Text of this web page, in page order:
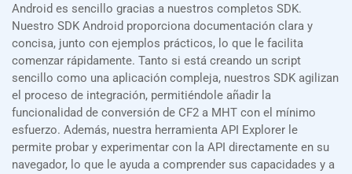
Android es sencillo gracias a nuestros completos SDK.
Nuestro SDK Android proporciona documentación clara y
concisa, junto con ejemplos prácticos, lo que le facilita
comenzar rápidamente. Tanto si está creando un script
sencillo como una aplicación compleja, nuestros SDK agilizan
el proceso de integración, permitiéndole añadir la
funcionalidad de conversión de CF2 a MHT con el mínimo
esfuerzo. Además, nuestra herramienta API Explorer le
permite probar y experimentar con la API directamente en su
navegador, lo que le ayuda a comprender sus capacidades y a